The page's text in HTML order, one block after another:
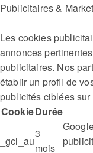
Publicitaires &
Les cookies
annonces
publicitaires. Nos
établir un profil de
publicités ciblées
CookieDurée
_gcl_au
3
mois